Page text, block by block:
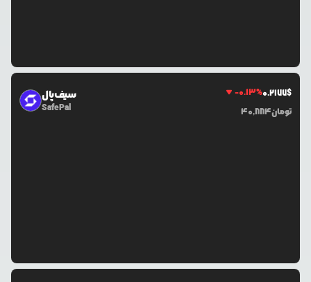
سیف‌پال
SafePal
-0.13%0.2177$
40,884تومان